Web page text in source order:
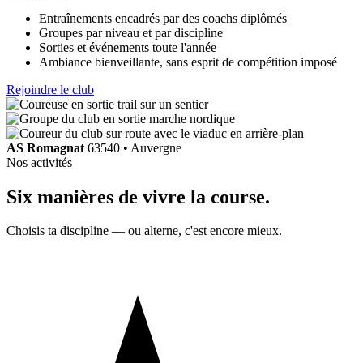
Entraînements encadrés par des coachs diplômés
Groupes par niveau et par discipline
Sorties et événements toute l'année
Ambiance bienveillante, sans esprit de compétition imposé
Rejoindre le club
AS Romagnat 63540 • Auvergne
Nos activités
Six manières de vivre la course.
Choisis ta discipline — ou alterne, c'est encore mieux.